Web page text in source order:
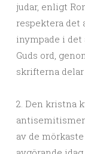
judar, enligt
respektera det
inympade i
Guds ord,
skrifterna
2. Den kristna
av de